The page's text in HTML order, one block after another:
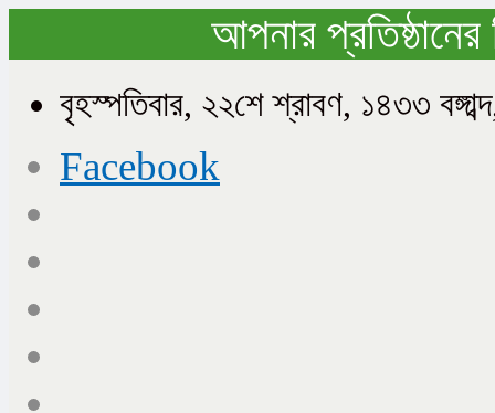
আপনার
বৃহস্পতিবার, ২২শে শ্রাবণ, ১৪৩৩
Facebook